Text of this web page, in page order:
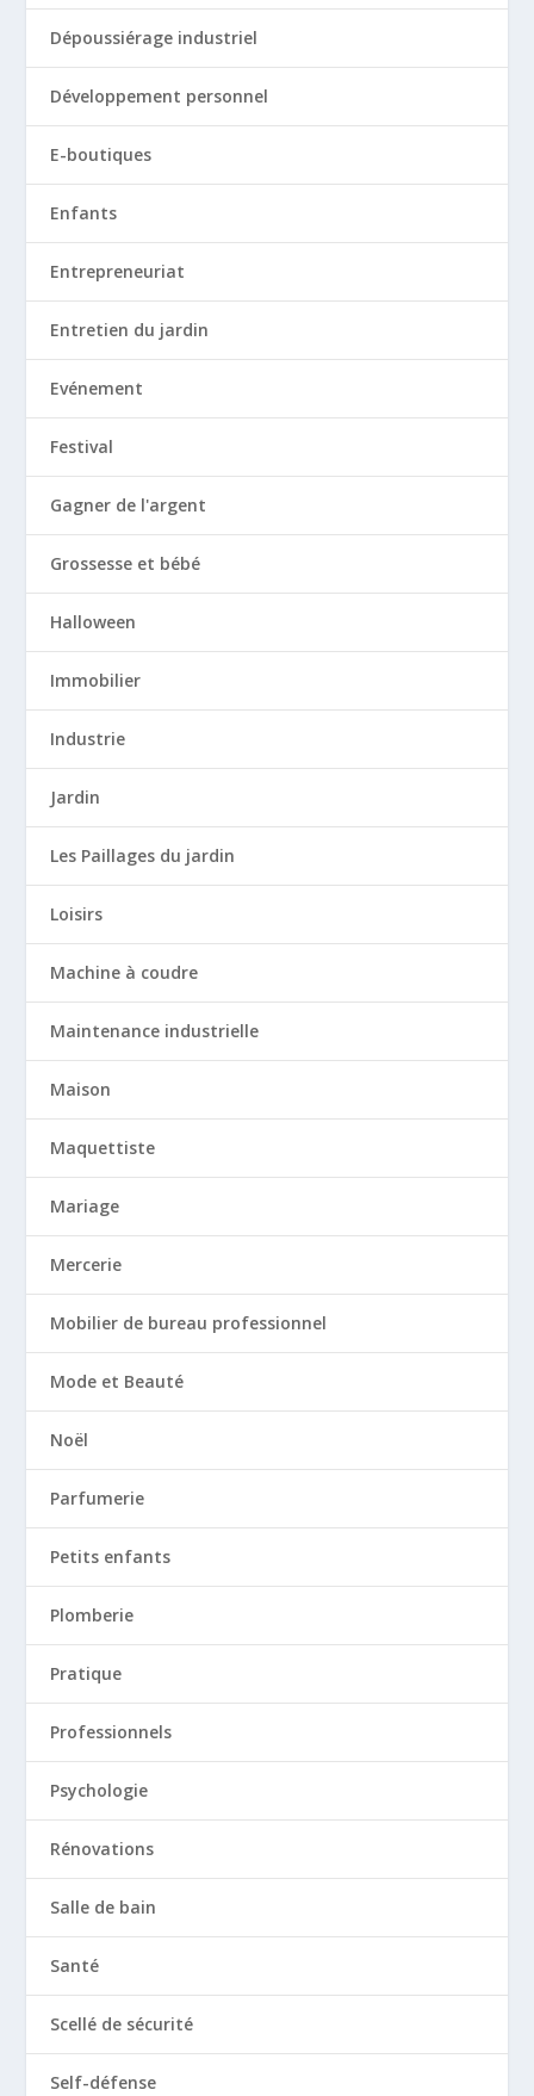
Dépoussiérage industriel
Développement personnel
E-boutiques
Enfants
Entrepreneuriat
Entretien du jardin
Evénement
Festival
Gagner de l'argent
Grossesse et bébé
Halloween
Immobilier
Industrie
Jardin
Les Paillages du jardin
Loisirs
Machine à coudre
Maintenance industrielle
Maison
Maquettiste
Mariage
Mercerie
Mobilier de bureau professionnel
Mode et Beauté
Noël
Parfumerie
Petits enfants
Plomberie
Pratique
Professionnels
Psychologie
Rénovations
Salle de bain
Santé
Scellé de sécurité
Self-défense